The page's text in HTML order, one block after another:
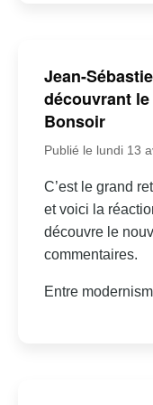
Jean-
découvrant
Bonsoir
Publié le lundi 13
C’est le grand
et voici la
découvre le
commentaires.
Entre